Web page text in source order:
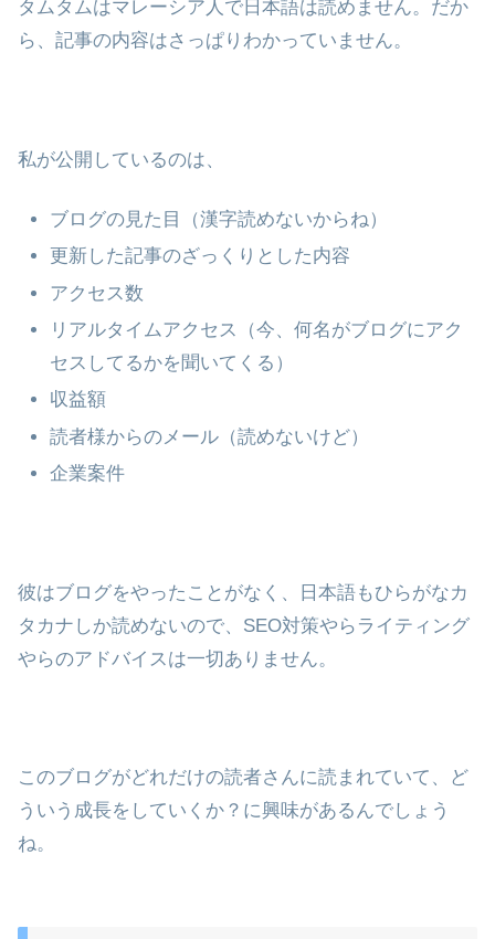
タムタムはマレーシア人で日本語は読めません。だか
ら、記事の内容はさっぱりわかっていません。
私が公開しているのは、
ブログの見た目（漢字読めないからね）
更新した記事のざっくりとした内容
アクセス数
リアルタイムアクセス（今、何名がブログにアク
セスしてるかを聞いてくる）
収益額
読者様からのメール（読めないけど）
企業案件
彼はブログをやったことがなく、日本語もひらがなカ
タカナしか読めないので、SEO対策やらライティング
やらのアドバイスは一切ありません。
このブログがどれだけの読者さんに読まれていて、ど
ういう成長をしていくか？に興味があるんでしょう
ね。